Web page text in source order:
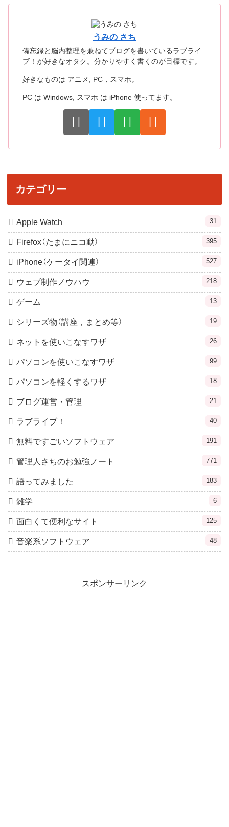
うみの さち
備忘録と脳内整理を兼ねてブログを書いているラブライ
ブ！が好きなオタク。分かりやすく書くのが目標です。
好きなものは アニメ, PC，スマホ。
PC は Windows, スマホ は iPhone 使ってます。
カテゴリー
Apple Watch 31
Firefox（たまにニコ動） 395
iPhone（ケータイ関連） 527
ウェブ制作ノウハウ 218
ゲーム 13
シリーズ物（講座，まとめ等） 19
ネットを使いこなすワザ 26
パソコンを使いこなすワザ 99
パソコンを軽くするワザ 18
ブログ運営・管理 21
ラブライブ！ 40
無料ですごいソフトウェア 191
管理人さちのお勉強ノート 771
語ってみました 183
雑学 6
面白くて便利なサイト 125
音楽系ソフトウェア 48
スポンサーリンク